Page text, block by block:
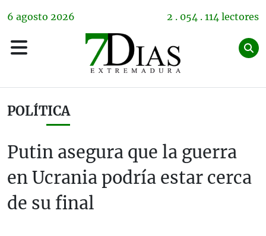
6 agosto 2026 2 . 054 . 114 lectores
POLÍTICA
Putin asegura que la guerra
en Ucrania podría estar cerca
de su final